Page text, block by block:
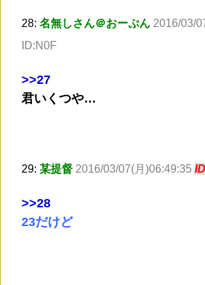
28: 名無しさん＠おーぷん 2016/03/
ID:N0F
>>27
君いくつや…
29: 某提督 2016/03/07(月)06:49:35
>>28
23だけど